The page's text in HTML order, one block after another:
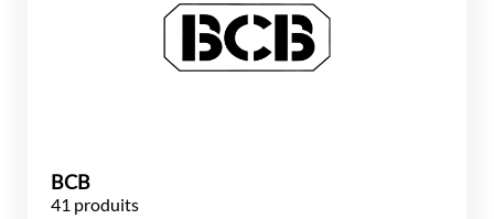
BCB
41 produits